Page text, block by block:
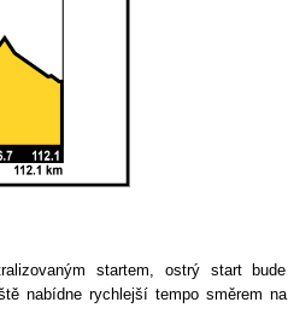
startem, ostrý start bude
nabídne rychlejší tempo směrem na